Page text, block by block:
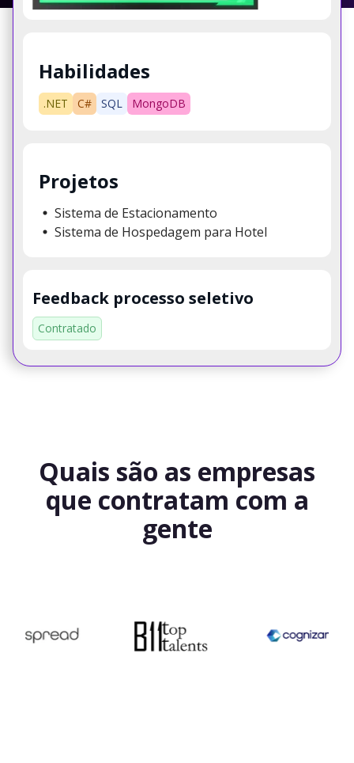
Habilidades
.NET C# SQL MongoDB
Projetos
Sistema de Estacionamento
Sistema de Hospedagem para Hotel
Feedback processo seletivo
Contratado
Quais são as empresas
que contratam com a
gente